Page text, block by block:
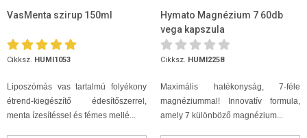
VasMenta szirup 150ml
Cikksz. HUMI1053
Liposzómás vas tartalmú folyékony
étrend-kiegészítő édesítőszerrel,
menta ízesítéssel és fémes mellé...
Hymato Magnézium 7 60db
vega kapszula
Cikksz. HUMI2258
Maximális hatékonyság, 7-féle
magnéziummal! Innovatív formula,
amely 7 különböző magnézium...